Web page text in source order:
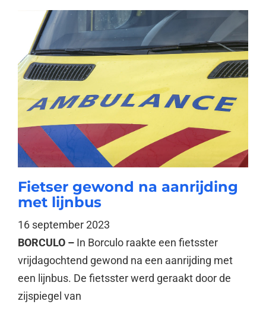
Fietser gewond na aanrijding
met lijnbus
16 september 2023
BORCULO – In Borculo raakte een fietsster
vrijdagochtend gewond na een aanrijding met
een lijnbus. De fietsster werd geraakt door de
zijspiegel van